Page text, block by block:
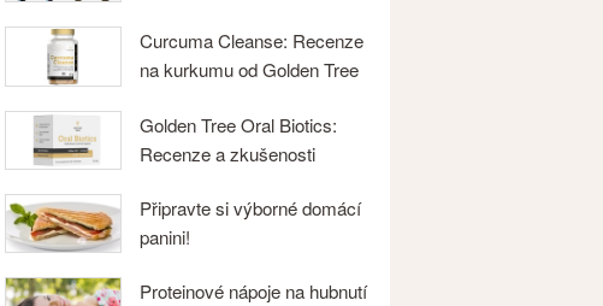
Curcuma Cleanse: Recenze
na kurkumu od Golden Tree
Golden Tree Oral Biotics:
Recenze a zkušenosti
Připravte si výborné domácí
panini!
Proteinové nápoje na hubnutí